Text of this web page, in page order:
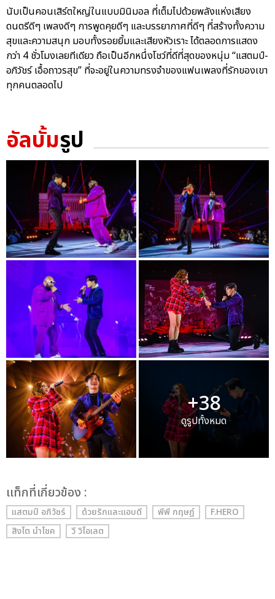
นับเป็นคอนเสิร์ตใหญ่ในแบบมินิมอล ที่เต็มไปด้วยพลังแห่งเสียง
ดนตรีดีๆ เพลงดีๆ การพูดคุยดีๆ และบรรยากาศที่ดีๆ ที่สร้างทั้งความ
สุขและความสนุก มอบทั้งรอยยิ้มและเสียงหัวเราะ ได้ตลอดการแสดง
กว่า 4 ชั่วโมงเลยทีเดียว ถือเป็นอีกหนึ่งโชว์ที่ดีที่สุดของหนุ่ม “แสตมป์-
อภิวัชร์ เอื้อถาวรสุข” ที่จะอยู่ในความทรงจำของแฟนเพลงที่รักของเขา
ทุกคนตลอดไป
อัลบั้มรูป
+38
ดูรูปทั้งหมด
เเท็กที่เกี่ยวข้อง :
แสตมป์ อภิวัชร์ ด้วยรักและแอบดี พีพี กฤษฏ์
F.HERO
สิงโต นำโชค
วี วิโอเลต